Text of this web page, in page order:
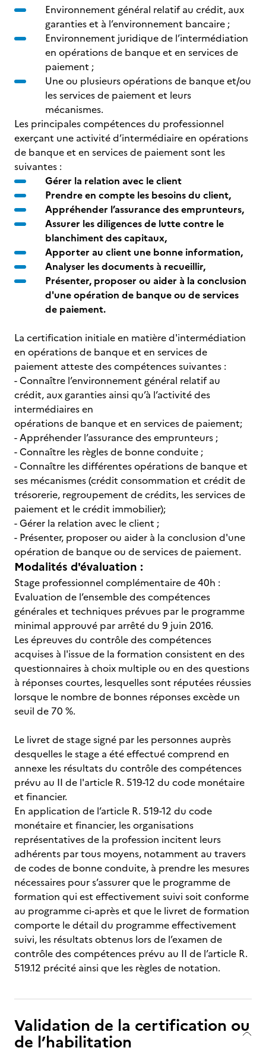
Environnement général relatif au crédit, aux
garanties et à l’environnement bancaire ;
Environnement juridique de l’intermédiation
en opérations de banque et en services de
paiement ;
Une ou plusieurs opérations de banque et/ou
les services de paiement et leurs
mécanismes.
Les principales compétences du professionnel
exerçant une activité d’intermédiaire en opérations
de banque et en services de paiement sont les
suivantes :
Gérer la relation avec le client
Prendre en compte les besoins du client,
Appréhender l’assurance des emprunteurs,
Assurer les diligences de lutte contre le
blanchiment des capitaux,
Apporter au client une bonne information,
Analyser les documents à recueillir,
Présenter, proposer ou aider à la conclusion
d'une opération de banque ou de services
de paiement.
La certification initiale en matière d'intermédiation
en opérations de banque et en services de
paiement atteste des compétences suivantes :
- Connaître l’environnement général relatif au
crédit, aux garanties ainsi qu’à l’activité des
intermédiaires en
opérations de banque et en services de paiement;
- Appréhender l’assurance des emprunteurs ;
- Connaître les règles de bonne conduite ;
- Connaître les différentes opérations de banque et
ses mécanismes (crédit consommation et crédit de
trésorerie, regroupement de crédits, les services de
paiement et le crédit immobilier);
- Gérer la relation avec le client ;
- Présenter, proposer ou aider à la conclusion d'une
opération de banque ou de services de paiement.
Modalités d'évaluation :
Stage professionnel complémentaire de 40h :
Evaluation de l’ensemble des compétences
générales et techniques prévues par le programme
minimal approuvé par arrêté du 9 juin 2016.
Les épreuves du contrôle des compétences
acquises à l'issue de la formation consistent en des
questionnaires à choix multiple ou en des questions
à réponses courtes, lesquelles sont réputées réussies
lorsque le nombre de bonnes réponses excède un
seuil de 70 %.
Le livret de stage signé par les personnes auprès
desquelles le stage a été effectué comprend en
annexe les résultats du contrôle des compétences
prévu au II de l'article R. 519-12 du code monétaire
et financier.
En application de l’article R. 519-12 du code
monétaire et financier, les organisations
représentatives de la profession incitent leurs
adhérents par tous moyens, notamment au travers
de codes de bonne conduite, à prendre les mesures
nécessaires pour s’assurer que le programme de
formation qui est effectivement suivi soit conforme
au programme ci-après et que le livret de formation
comporte le détail du programme effectivement
suivi, les résultats obtenus lors de l’examen de
contrôle des compétences prévu au II de l’article R.
519.12 précité ainsi que les règles de notation.
Validation de la certification ou
de l’habilitation